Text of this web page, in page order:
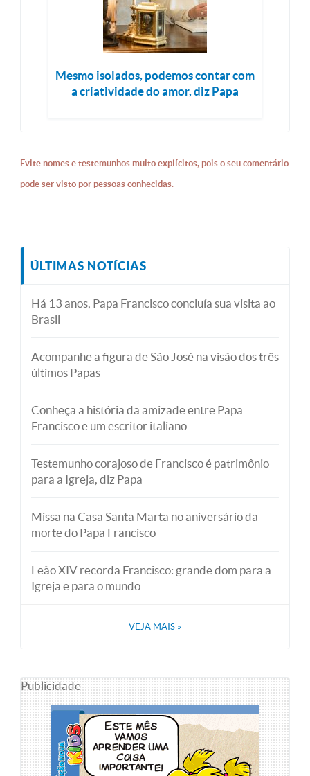
Mesmo isolados, podemos contar com
a criatividade do amor, diz Papa
Evite nomes e testemunhos muito explícitos, pois o seu comentário
pode ser visto por pessoas conhecidas.
ÚLTIMAS NOTÍCIAS
Há 13 anos, Papa Francisco concluía sua visita ao
Brasil
Acompanhe a figura de São José na visão dos três
últimos Papas
Conheça a história da amizade entre Papa
Francisco e um escritor italiano
Testemunho corajoso de Francisco é patrimônio
para a Igreja, diz Papa
Missa na Casa Santa Marta no aniversário da
morte do Papa Francisco
Leão XIV recorda Francisco: grande dom para a
Igreja e para o mundo
VEJA MAIS »
Publicidade